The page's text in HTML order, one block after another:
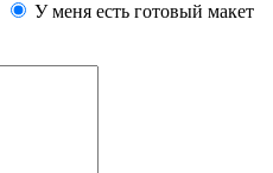
У меня есть готовый макет